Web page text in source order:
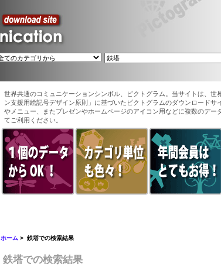
世界共通のコミュニケーションシンボル、ピクトグラム。当サイトは、世
ン支援用絵記号デザイン原則」に基づいたピクトグラムのダウンロード
やメニュー、またプレゼンやホームページのアイコン用などに複数のデー
てご利用ください。
ホーム > 鉄塔での検索結果
鉄塔での検索結果